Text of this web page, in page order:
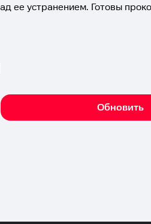
ее устранением. Готовы
Обновить